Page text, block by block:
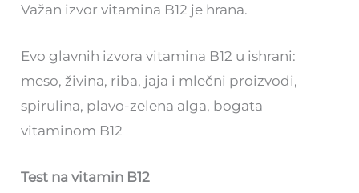
Važan izvor vitamina B12 je hrana.
Evo glavnih izvora vitamina B12 u ishrani:
meso, živina, riba, jaja i mlečni proizvodi,
spirulina, plavo-zelena alga, bogata
vitaminom B12
Test na vitamin B12